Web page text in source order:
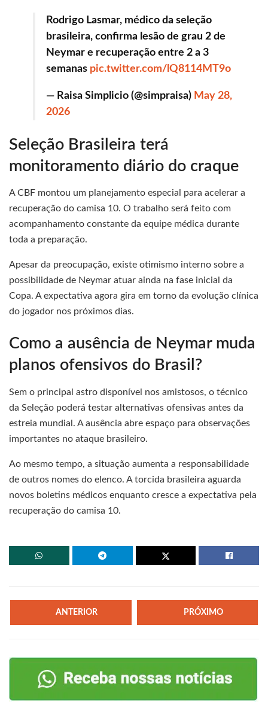
Rodrigo Lasmar, médico da seleção
brasileira, confirma lesão de grau 2 de
Neymar e recuperação entre 2 a 3
semanas pic.twitter.com/lQ8114MT9o
— Raisa Simplicio (@simpraisa) May 28,
2026
Seleção Brasileira terá
monitoramento diário do craque
A CBF montou um planejamento especial para acelerar a
recuperação do camisa 10. O trabalho será feito com
acompanhamento constante da equipe médica durante
toda a preparação.
Apesar da preocupação, existe otimismo interno sobre a
possibilidade de Neymar atuar ainda na fase inicial da
Copa. A expectativa agora gira em torno da evolução clínica
do jogador nos próximos dias.
Como a ausência de Neymar muda
planos ofensivos do Brasil?
Sem o principal astro disponível nos amistosos, o técnico
da Seleção poderá testar alternativas ofensivas antes da
estreia mundial. A ausência abre espaço para observações
importantes no ataque brasileiro.
Ao mesmo tempo, a situação aumenta a responsabilidade
de outros nomes do elenco. A torcida brasileira aguarda
novos boletins médicos enquanto cresce a expectativa pela
recuperação do camisa 10.
ANTERIOR PRÓXIMO